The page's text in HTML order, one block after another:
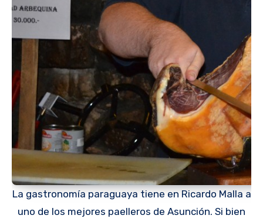
La gastronomía paraguaya tiene en Ricardo Malla a
uno de los mejores paelleros de Asunción. Si bien